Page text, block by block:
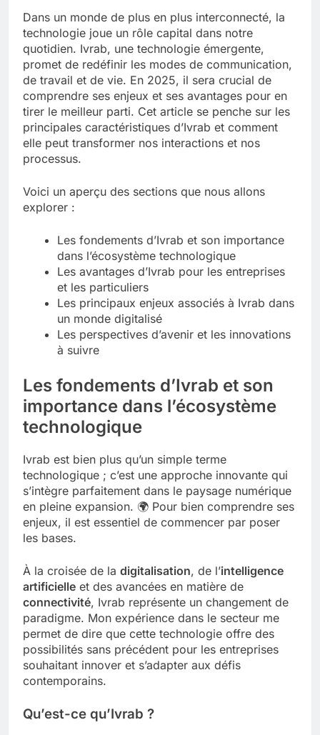
4 Mois Ago
Tout savoir sur les impatiens de
nouvelle guinée : culture et entretien
5 Mois Ago
5 Mois Ago
À partir de quel montant la CAF porte
plainte : comprendre les seuils à
connaître
5 Mois Ago
Découvrir pourquoi des trous dans le
jardin sans monticule apparaissent et
Dans un monde de plus en plus interconnecté, la
technologie joue un rôle capital dans notre
quotidien. Ivrab, une technologie émergente,
promet de redéfinir les modes de communication,
de travail et de vie. En 2025, il sera crucial de
comprendre ses enjeux et ses avantages pour en
tirer le meilleur parti. Cet article se penche sur les
principales caractéristiques d’Ivrab et comment
elle peut transformer nos interactions et nos
processus.
Voici un aperçu des sections que nous allons
explorer :
Les fondements d’Ivrab et son importance
dans l’écosystème technologique
Les avantages d’Ivrab pour les entreprises
et les particuliers
Les principaux enjeux associés à Ivrab dans
un monde digitalisé
Les perspectives d’avenir et les innovations
à suivre
Les fondements d’Ivrab et son
importance dans l’écosystème
technologique
Ivrab est bien plus qu’un simple terme
technologique ; c’est une approche innovante qui
s’intègre parfaitement dans le paysage numérique
en pleine expansion. 🌍 Pour bien comprendre ses
enjeux, il est essentiel de commencer par poser
les bases.
À la croisée de la digitalisation, de l’intelligence
artificielle et des avancées en matière de
connectivité, Ivrab représente un changement de
paradigme. Mon expérience dans le secteur me
permet de dire que cette technologie offre des
possibilités sans précédent pour les entreprises
souhaitant innover et s’adapter aux défis
contemporains.
Qu’est-ce qu’Ivrab ?